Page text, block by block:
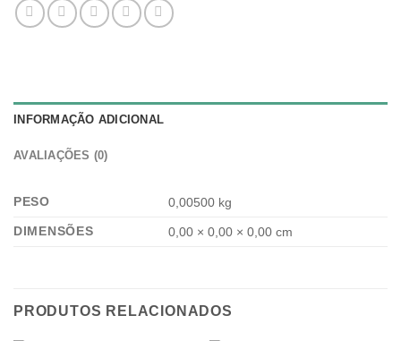
INFORMAÇÃO ADICIONAL
AVALIAÇÕES (0)
PESO
0,00500 kg
DIMENSÕES
0,00 × 0,00 × 0,00 cm
PRODUTOS RELACIONADOS